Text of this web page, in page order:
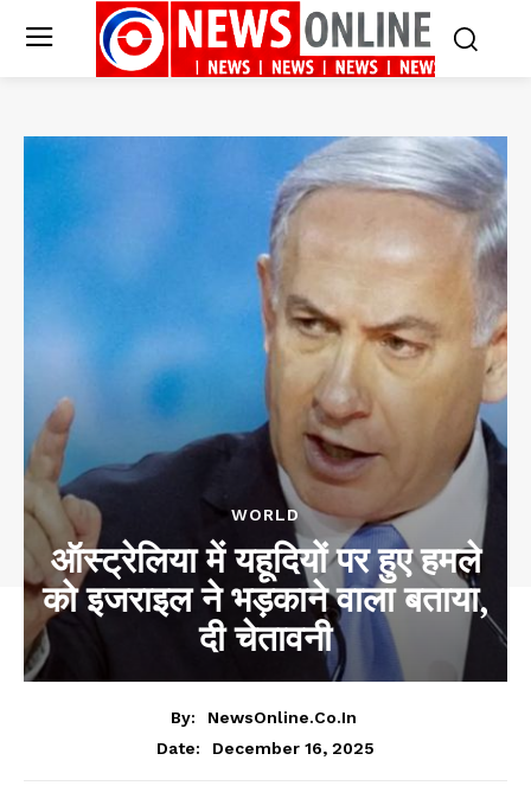
WORLD
ऑस्ट्रेलिया में यहूदियों पर हुए हमले
को इजराइल ने भड़काने वाला बताया,
दी चेतावनी
By:
NewsOnline.co.in
Date:
December 16, 2025